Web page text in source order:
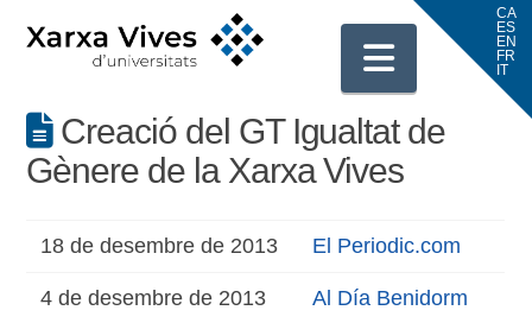
Creació del GT Igualtat de
Gènere de la Xarxa Vives
18 de desembre de 2013 El Periodic.com
4 de desembre de 2013 Al Día Benidorm